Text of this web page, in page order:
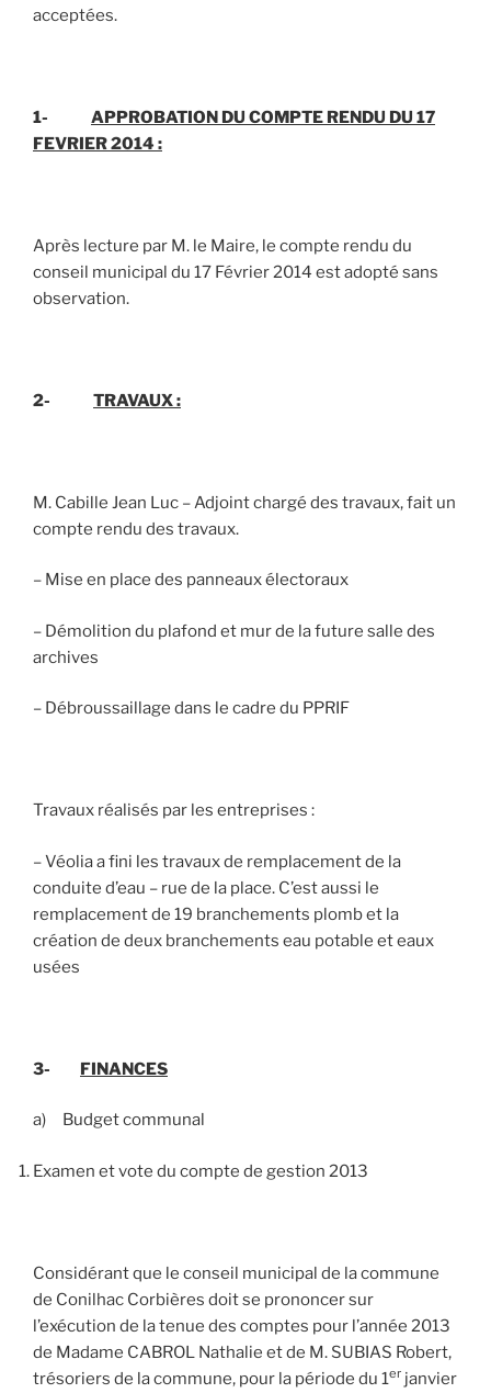
acceptées.
1- APPROBATION DU COMPTE RENDU DU 17
FEVRIER 2014 :
Après lecture par M. le Maire, le compte rendu du
conseil municipal du 17 Février 2014 est adopté sans
observation.
2- TRAVAUX :
M. Cabille Jean Luc – Adjoint chargé des travaux, fait un
compte rendu des travaux.
– Mise en place des panneaux électoraux
– Démolition du plafond et mur de la future salle des
archives
– Débroussaillage dans le cadre du PPRIF
Travaux réalisés par les entreprises :
– Véolia a fini les travaux de remplacement de la
conduite d’eau – rue de la place. C’est aussi le
remplacement de 19 branchements plomb et la
création de deux branchements eau potable et eaux
usées
3- FINANCES
a) Budget communal
Examen et vote du compte de gestion 2013
Considérant que le conseil municipal de la commune
de Conilhac Corbières doit se prononcer sur
l’exécution de la tenue des comptes pour l’année 2013
de Madame CABROL Nathalie et de M. SUBIAS Robert,
trésoriers de la commune, pour la période du 1er janvier